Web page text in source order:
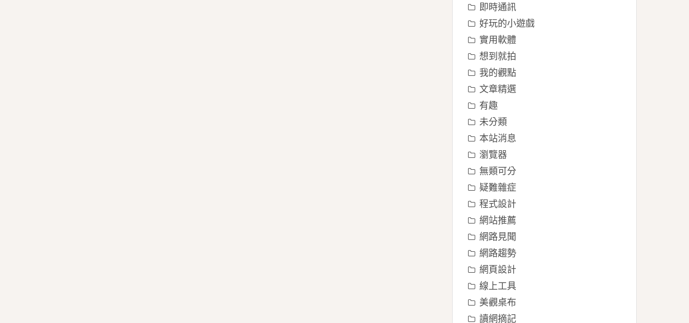
即時通訊
好玩的小遊戲
實用軟體
想到就拍
我的觀點
文章精選
有趣
未分類
本站消息
瀏覽器
無類可分
疑難雜症
程式設計
網站推薦
網路見聞
網路趨勢
網頁設計
線上工具
美觀桌布
讀網摘記